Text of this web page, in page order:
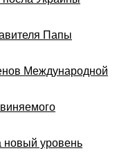
Папы
Международной
новый уровень